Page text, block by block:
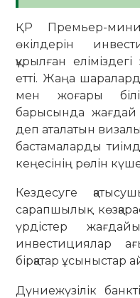
ҚР Премьер-
өкілдерін
құрылған
етті. Жаңа
мен жоғары
барысында жағдай
деп аталатын
бастамаларды
кеңесінің рөлін
Кездесуге
сарапшылық
үрдістер
инвестициялар
бірқатар ұсыныстар
Дүниежүзілік